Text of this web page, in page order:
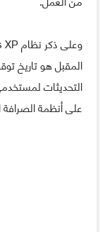
المقبل هو تاريخ
التحديثات
على أنظمة الصرافة